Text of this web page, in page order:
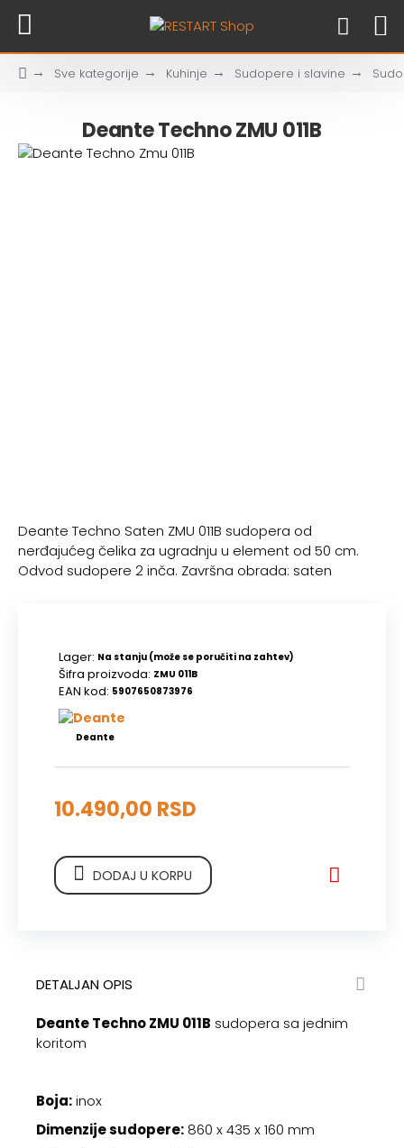
Sve kategorije Kuhinje Sudopere i slavine
Deante Techno ZMU 011B
Deante Techno Saten ZMU 011B sudopera od
nerđajućeg čelika za ugradnju u element od 50 cm.
Odvod sudopere 2 inča. Završna obrada: saten
Lager: Na stanju (može se poručiti na zahtev)
Šifra proizvoda: ZMU 011B
EAN kod: 5907650873976
Deante
10.490,00 RSD
DODAJ U KORPU
DETALJAN OPIS
Deante Techno ZMU 011B sudopera sa jednim
koritom
Boja:inox
Dimenzije sudopere: 860 x 435 x 160 mm